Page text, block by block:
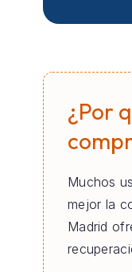
¿Por
Muchos
mejor la
Madrid